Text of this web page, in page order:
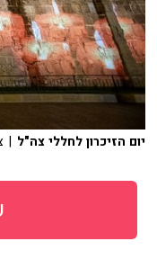
יום הזיכרון לחללי צה"ל |